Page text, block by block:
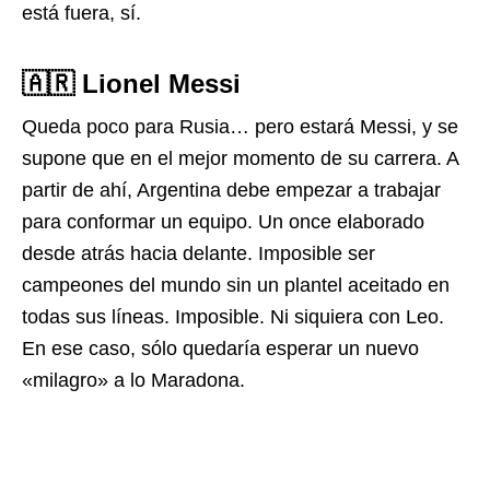
está fuera, sí.
🇦🇷 Lionel Messi
Queda poco para Rusia… pero estará Messi, y se
supone que en el mejor momento de su carrera. A
partir de ahí, Argentina debe empezar a trabajar
para conformar un equipo. Un once elaborado
desde atrás hacia delante. Imposible ser
campeones del mundo sin un plantel aceitado en
todas sus líneas. Imposible. Ni siquiera con Leo.
En ese caso, sólo quedaría esperar un nuevo
«milagro» a lo Maradona.